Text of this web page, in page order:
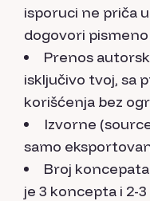
isporuci ne priča
dogovori
Prenos
isključivo tvoj, sa
korišćenja bez
Izvorne
samo
Broj
je 3 koncepta i 2-